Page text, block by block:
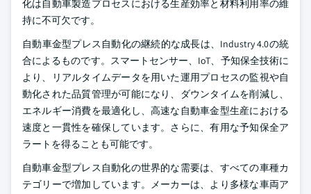
化は自動車製造プロセスにおける生産効率と材料利用率の維
持に不可欠です。
自動車金型プレス自動化の継続的な成長は、Industry 4.0の統
合によるものです。スマートセンサー、IoT、予知保全技術に
より、リアルタイムデータを用いた運用プロセスの監視や自
動化された品質管理が可能になり、ダウンタイムを削減し、
エネルギー消費を最適化し、高速な自動車金型生産における
速度と一貫性を確保しています。さらに、有用な予知保全ア
ラートを得ることも可能です。
自動車金型プレス自動化の世界的な需要は、すべての車種カ
テゴリーで増加しています。メーカーは、より多様な車両ア